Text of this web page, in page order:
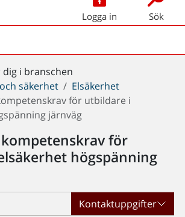
Logga in Sök
dig i branschen
säkerhet
Elsäkerhet
för utbildare i
järnväg
för
högspänning
Kontaktuppgifter